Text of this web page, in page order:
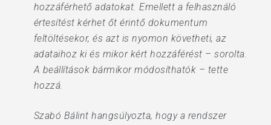
hozzáférhető adatokat. Emellett a felhasználó
értesítést kérhet őt érintő dokumentum
feltöltésekor, és azt is nyomon követheti, az
adataihoz ki és mikor kért hozzáférést – sorolta.
A beállítások bármikor módosíthatók – tette
hozzá.
Szabó Bálint hangsúlyozta, hogy a rendszer